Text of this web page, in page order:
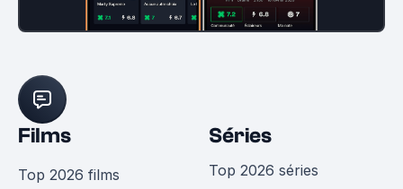
Films
Top 2026 films
Séries
Top 2026 séries